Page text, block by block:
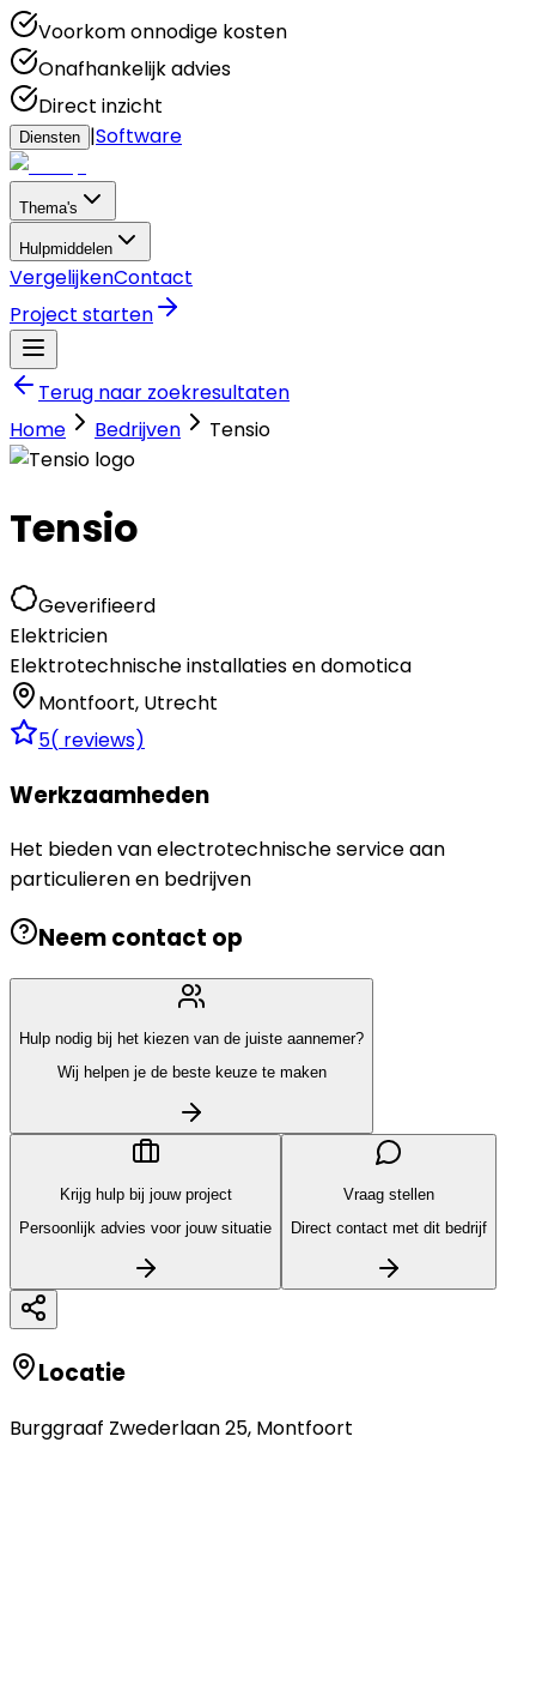
Voorkom onnodige kosten
Onafhankelijk advies
Direct inzicht
Diensten |Software
Thema's
Hulpmiddelen
VergelijkenContact
Project starten
Terug naar zoekresultaten
Home
Bedrijven Tensio
Tensio
Geverifieerd
Elektricien
Elektrotechnische installaties en domotica
Montfoort, Utrecht
5( reviews)
Werkzaamheden
Het bieden van electrotechnische service aan
particulieren en bedrijven
Neem contact op
Hulp nodig bij het kiezen van de juiste aannemer?
Wij helpen je de beste keuze te maken
Krijg hulp bij jouw project
Persoonlijk advies voor jouw situatie
Vraag stellen
Direct contact met dit bedrijf
Locatie
Burggraaf Zwederlaan 25, Montfoort